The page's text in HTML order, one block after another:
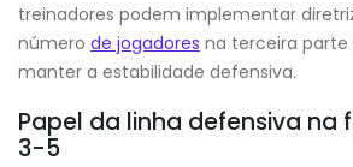
treinadores podem implementar
número de jogadores na terceira
manter a estabilidade defensiva.
Papel da linha defensiva
3-5